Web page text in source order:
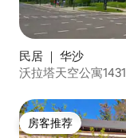
民居 ｜ 华沙
沃拉塔天空公寓1431
房客推荐
房客推荐